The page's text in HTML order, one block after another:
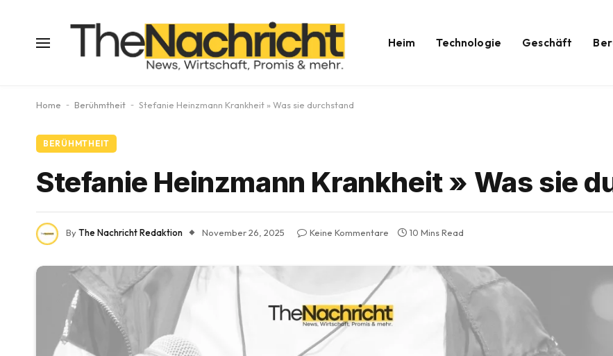
Heim Technologie Geschäft
Home - Berühmtheit - Stefanie Heinzmann Krankheit » Was sie durchstand
BERÜHMTHEIT
Stefanie Heinzmann Krankheit » Was sie
ByThe Nachricht Redaktion November 26, 2025 Keine Kommentare 10 Mins Read